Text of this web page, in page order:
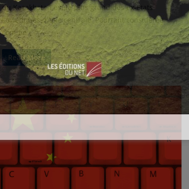
du Kazakhstan est le plus grand des ex-États
soviétiques d’Asie centrale. Pourtant considérée
comme
Read More